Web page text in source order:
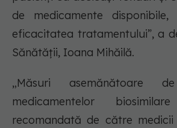
de medicamente
eficacitatea tratamentului”, a
Sănătății, Ioana Mihăilă.
„Măsuri asemănătoare
medicamentelor
recomandată de către